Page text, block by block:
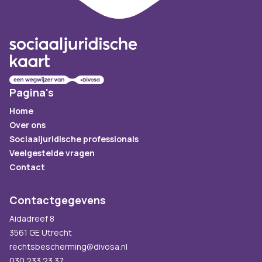
Pagina's
Home
Over ons
Sociaaljuridische professionals
Veelgestelde vragen
Contact
Contactgegevens
Aidadreef 8
3561 GE Utrecht
rechtsbescherming@divosa.nl